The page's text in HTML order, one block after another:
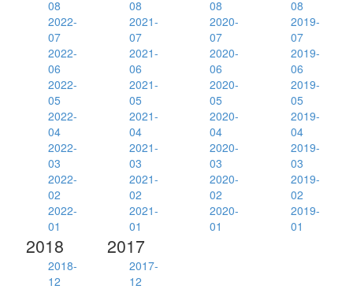
08
2022-
07
2022-
06
2022-
05
2022-
04
2022-
03
2022-
02
2022-
01
08
2021-
07
2021-
06
2021-
05
2021-
04
2021-
03
2021-
02
2021-
01
08
2020-
07
2020-
06
2020-
05
2020-
04
2020-
03
2020-
02
2020-
01
08
2019-
07
2019-
06
2019-
05
2019-
04
2019-
03
2019-
02
2019-
01
2018
2018-
12
2017
2017-
12